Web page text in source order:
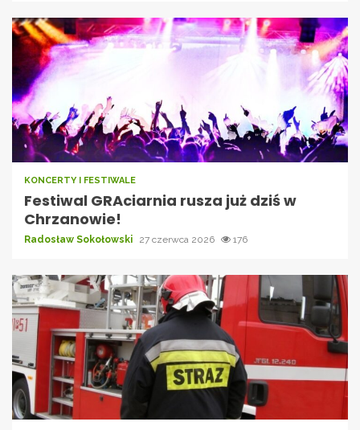
KONCERTY I FESTIWALE
Festiwal GRAciarnia rusza już dziś w
Chrzanowie!
Radosław Sokołowski 27 czerwca 2026 176